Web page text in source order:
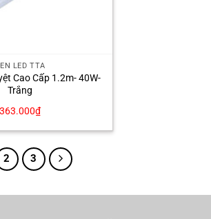
LED TTA
Cao Cấp 1.2m- 40W-
Trắng
363.000₫
2 3